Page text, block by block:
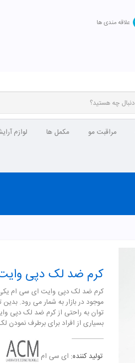
علاقه مندی ها
مراقبت مو مکمل ها لوازم
کرم ضد لک دپی
کرم ضد لک دپی وایت ای سی ام
موجود در بازار به شمار می رود.
توان به راحتی از کرم ضد لک دپی
بسیاری از افراد برای برطرف نمودن
تولید کننده: ای سی ام